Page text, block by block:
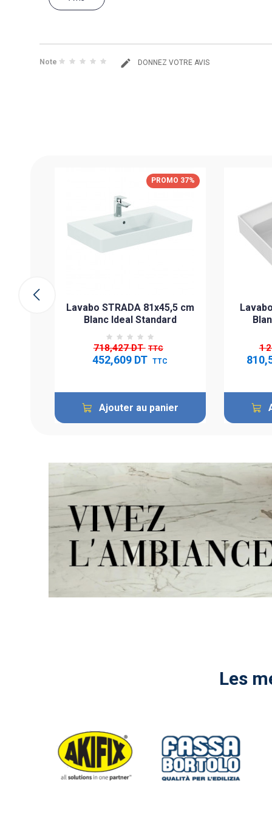
Note DONNEZ VOTRE AVIS
PROMO 37%
Lavabo STRADA 81x45,5 cm
Blanc Ideal Standard
718,427 DT TTC
452,609 DT TTC
Ajouter au panier
1
Les